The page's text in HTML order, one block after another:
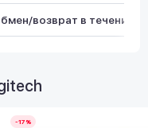
возврат в течение
-17%